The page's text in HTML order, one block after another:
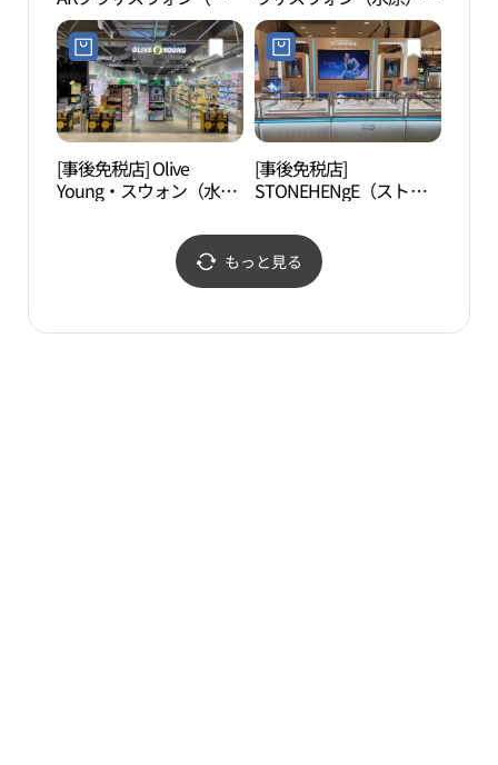
原）店(챰스 AK플라자 수
원점)
(쿨트 AK플라자 수원점)
[事後免税店] Olive
Young・スウォン（水
[事後免税店]
STONEHENgE（ストー
スウォン（水原）店(스
톤헨지 AK플라자 수원점)
もっと見る